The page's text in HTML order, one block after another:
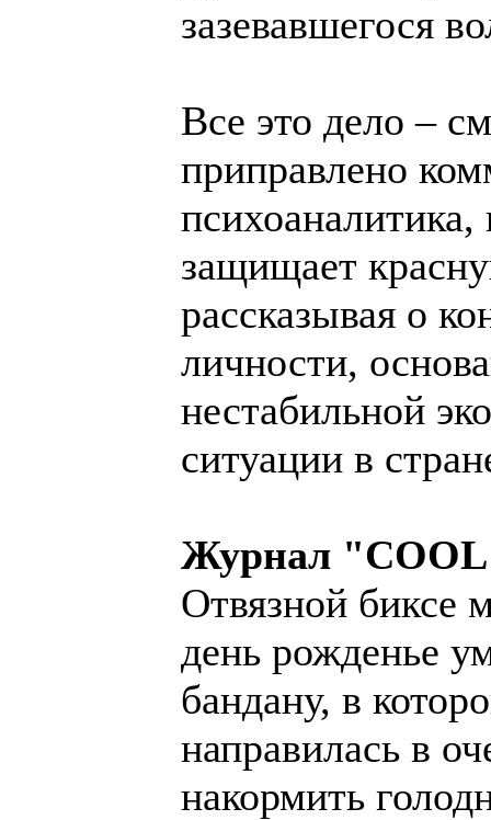
зазевавшегося
Все это дело –
приправлено
психоаналитика,
защищает
рассказывая о
личности,
нестабильной
ситуации в
Журнал
Отвязной биксе
день рожденье
бандану, в
направилась в
накормить